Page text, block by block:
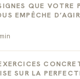
QUE VOTRE
EMPÊCHE D’AGIR
min
SUR LA